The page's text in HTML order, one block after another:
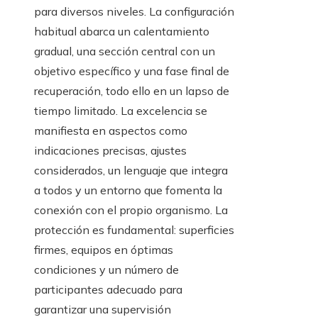
para diversos niveles. La configuración
habitual abarca un calentamiento
gradual, una sección central con un
objetivo específico y una fase final de
recuperación, todo ello en un lapso de
tiempo limitado. La excelencia se
manifiesta en aspectos como
indicaciones precisas, ajustes
considerados, un lenguaje que integra
a todos y un entorno que fomenta la
conexión con el propio organismo. La
protección es fundamental: superficies
firmes, equipos en óptimas
condiciones y un número de
participantes adecuado para
garantizar una supervisión